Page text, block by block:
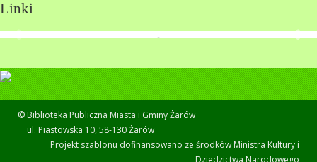
Linki
© Biblioteka Publiczna Miasta i Gminy Żarów
ul. Piastowska 10, 58-130 Żarów
Projekt szablonu dofinansowano ze środków Ministra Kultury i
Dziedzictwa Narodowego